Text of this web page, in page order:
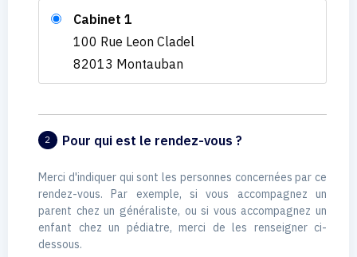
Cabinet 1
100 Rue Leon Cladel
82013 Montauban
2 Pour qui est le rendez-vous ?
Merci d'indiquer qui sont les personnes concernées par ce
rendez-vous. Par exemple, si vous accompagnez un
parent chez un généraliste, ou si vous accompagnez un
enfant chez un pédiatre, merci de les renseigner ci-
dessous.